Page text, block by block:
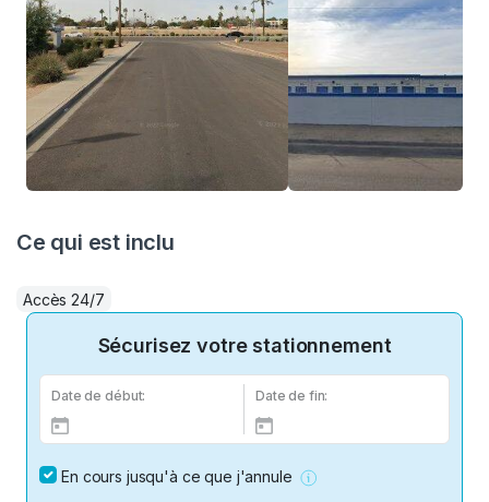
Ce qui est inclu
Accès 24/7
Sécurisez votre stationnement
Date de début: Date de fin:
En cours jusqu'à ce que j'annule